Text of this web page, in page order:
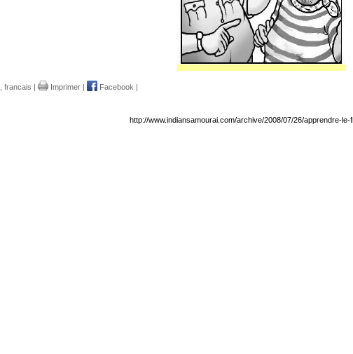
francais Imprimer Facebook
http://www.indiansamourai.com/archive/2008/07/26/apprendre-le-